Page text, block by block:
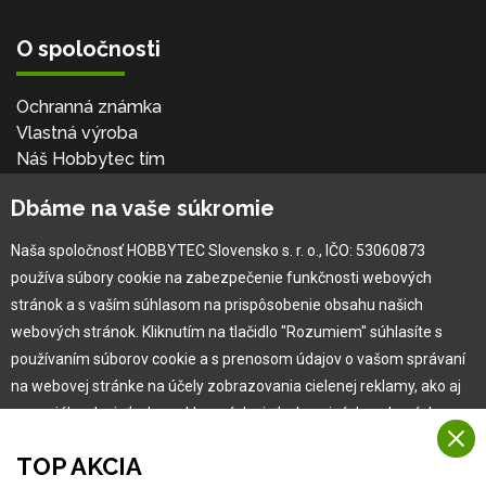
O spoločnosti
Ochranná známka
Vlastná výroba
Náš Hobbytec tím
Naša história
Pre zákazníka
Garancia najlepšej ceny
Užívateľský manuál
Reklamácia
TOP AKCIA
Dbáme na vaše súkromie
Naša spoločnosť HOBBYTEC Slovensko s. r. o., IČO: 53060873
používa súbory cookie na zabezpečenie funkčnosti webových
stránok a s vaším súhlasom na prispôsobenie obsahu našich
webových stránok. Kliknutím na tlačidlo "Rozumiem" súhlasíte s
používaním súborov cookie a s prenosom údajov o vašom správaní
na webovej stránke na účely zobrazovania cielenej reklamy, ako aj
na sociálnych sieťach a reklamných sieťach na iných webových
Viac informácií